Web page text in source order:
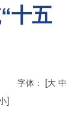
十五
字体： [大 中
]